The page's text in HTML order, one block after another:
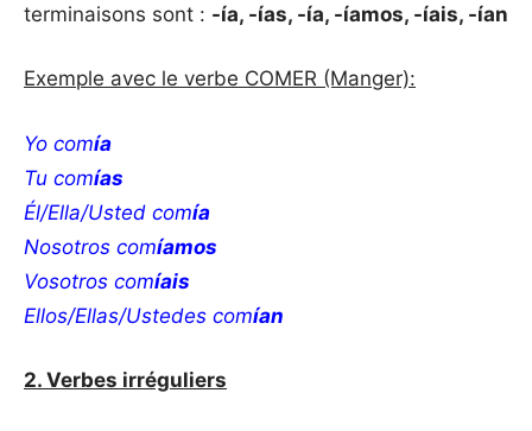
terminaisons sont : -ía, -ías, -ía, -íamos, -íais, -ían
Exemple avec le verbe COMER (Manger):
Yo comía
Tu comías
Él/Ella/Usted comía
Nosotros comíamos
Vosotros comíais
Ellos/Ellas/Ustedes comían
2. Verbes irréguliers